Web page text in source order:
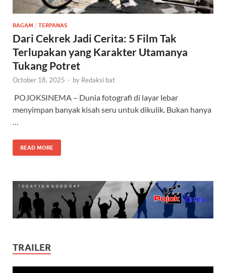
RAGAM / TERPANAS
Dari Cekrek Jadi Cerita: 5 Film Tak
Terlupakan yang Karakter Utamanya
Tukang Potret
October 18, 2025 - by Redaksi bat
POJOKSINEMA – Dunia fotografi di layar lebar
menyimpan banyak kisah seru untuk dikulik. Bukan hanya
…
READ MORE
TRAILER